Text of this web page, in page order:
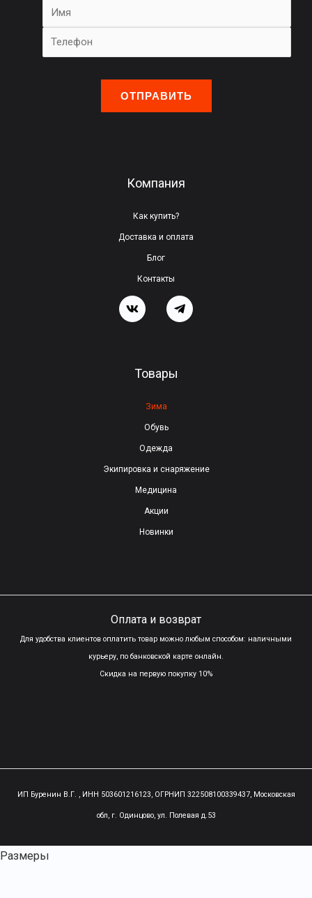
Компания
Как купить?
Доставка и оплата
Блог
Контакты
Товары
Зима
Обувь
Одежда
Экипировка и снаряжение
Медицина
Акции
Новинки
Оплата и возврат
Для удобства клиентов оплатить товар можно любым способом: наличными
курьеру, по банковской карте онлайн.
Скидка на первую покупку 10%
ИП Буренин В.Г. , ИНН 503601216123, ОГРНИП 322508100339437, Московская
обл, г. Одинцово, ул. Полевая д.53
Размеры